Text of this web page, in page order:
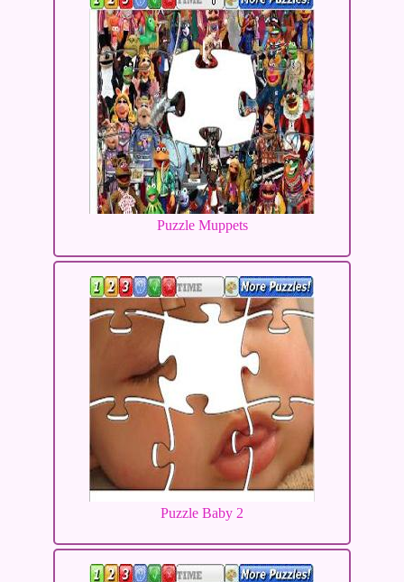
Puzzle Muppets
Puzzle Baby 2